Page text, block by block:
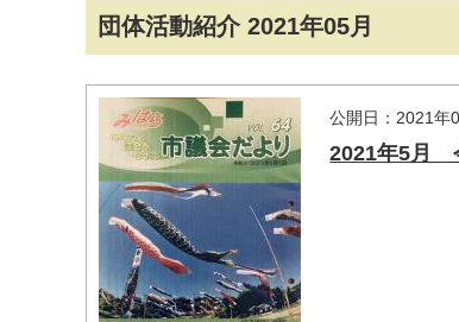
団体活動紹介 2021年05月
公開日：2021年
2021年5月